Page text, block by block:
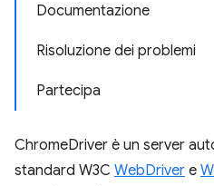
Documentazione
Risoluzione dei problemi
Partecipa
ChromeDriver è un server
standard W3C WebDriver e